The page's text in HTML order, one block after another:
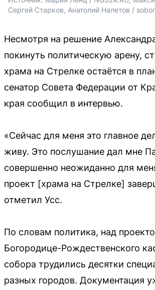
Сергей Старков, Анатолий Налетов /
Несмотря на решение
покинуть политическую арену,
храма на Стрелке остаётся в
сенатор Совета Федерации от
края сообщил в интервью.
«Сейчас для меня это главное
живу. Это послушание дал мне
совершенно неожиданно для
проект [храма на Стрелке]
отметил Усс.
По словам политика, над
Богородице-Рождественского
собора трудились десятки
разных городов. Документация